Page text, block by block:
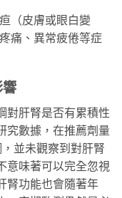
（皮膚或眼白變
痛、異常疲倦等症
對肝腎是否有累積性
究數據，在推薦劑量
並未觀察到對肝腎
意味著可以完全忽視
腎功能也會隨著年